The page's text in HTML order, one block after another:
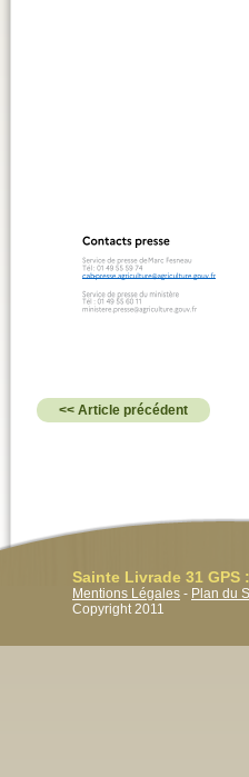
<< Article précédent
Sainte Livrade 31 GPS
Mentions Légales - Plan du
Copyright 2011